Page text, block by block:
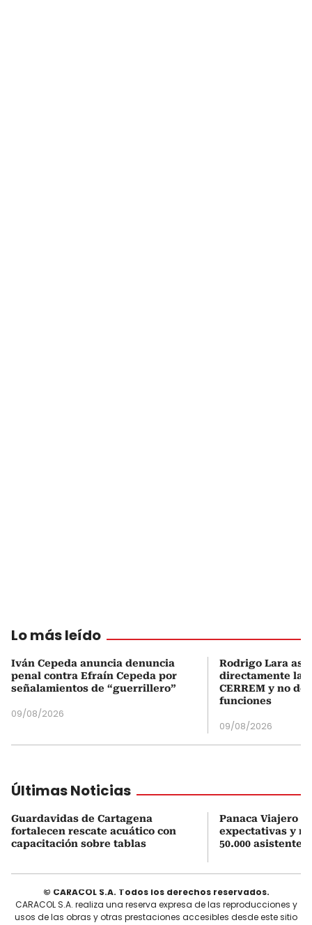
Lo más leído
Iván Cepeda anuncia denuncia
penal contra Efraín Cepeda por
señalamientos de “guerrillero”
09/08/2026
Rodrigo Lara
directamente la
CERREM y no
funciones
09/08/2026
Últimas Noticias
Guardavidas de Cartagena
fortalecen rescate acuático con
capacitación sobre tablas
Panaca Viajero
expectativas y
50.000 asistentes
© CARACOL S.A. Todos los derechos reservados.
CARACOL S.A. realiza una reserva expresa de las reproducciones y
usos de las obras y otras prestaciones accesibles desde este sitio